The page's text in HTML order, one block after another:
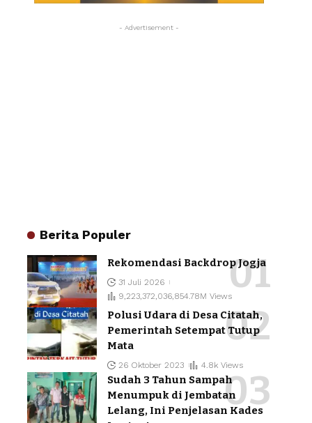
- Advertisement -
Berita Populer
Rekomendasi Backdrop Jogja
31 Juli 2026
9,223,372,036,854.78M Views
Polusi Udara di Desa Citatah,
Pemerintah Setempat Tutup
Mata
26 Oktober 2023 4.8k Views
Sudah 3 Tahun Sampah
Menumpuk di Jembatan
Lelang, Ini Penjelasan Kades